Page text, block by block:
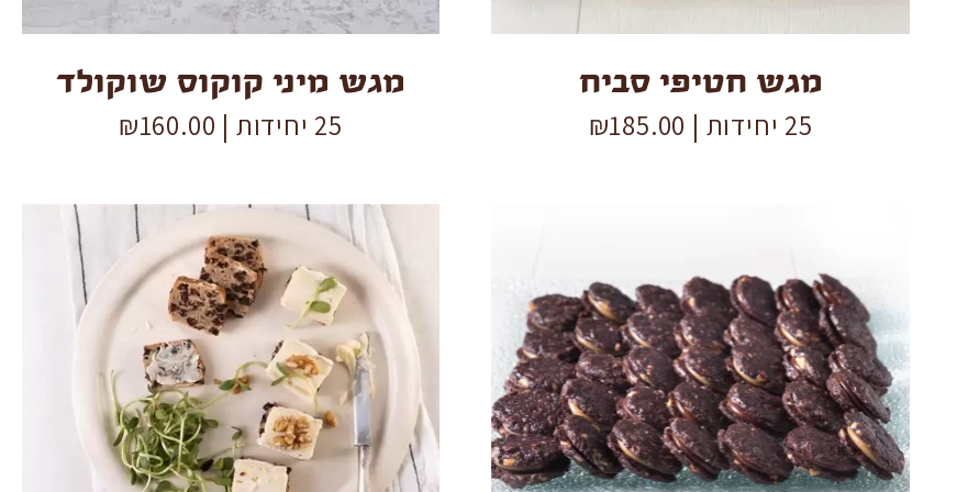
מגש חטיפי סביח
25 יחידות | ₪185.00
מגש מיני קוקוס שוקולד
25 יחידות | ₪160.00
מגש
קוקילידה
quantity
נגיס
שיפון
קממבר